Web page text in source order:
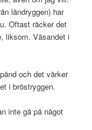
ländryggen) har
Oftast räcker det
liksom. Väsandet i
och det värker
i bröstryggen.
inte gå på något